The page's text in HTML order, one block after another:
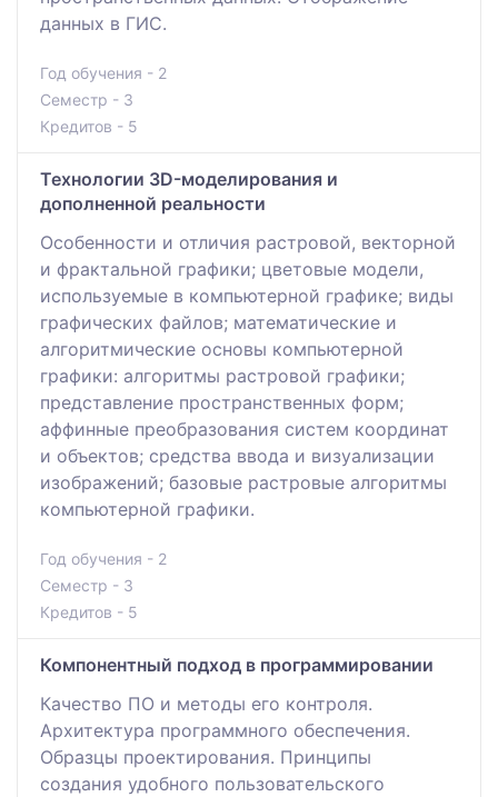
данных в ГИС.
Год обучения - 2
Семестр - 3
Кредитов - 5
Технологии 3D-моделирования и
дополненной реальности
Особенности и отличия растровой, векторной
и фрактальной графики; цветовые модели,
используемые в компьютерной графике; виды
графических файлов; математические и
алгоритмические основы компьютерной
графики: алгоритмы растровой графики;
представление пространственных форм;
аффинные преобразования систем координат
и объектов; средства ввода и визуализации
изображений; базовые растровые алгоритмы
компьютерной графики.
Год обучения - 2
Семестр - 3
Кредитов - 5
Компонентный подход в программировании
Качество ПО и методы его контроля.
Архитектура программного обеспечения.
Образцы проектирования. Принципы
создания удобного пользовательского